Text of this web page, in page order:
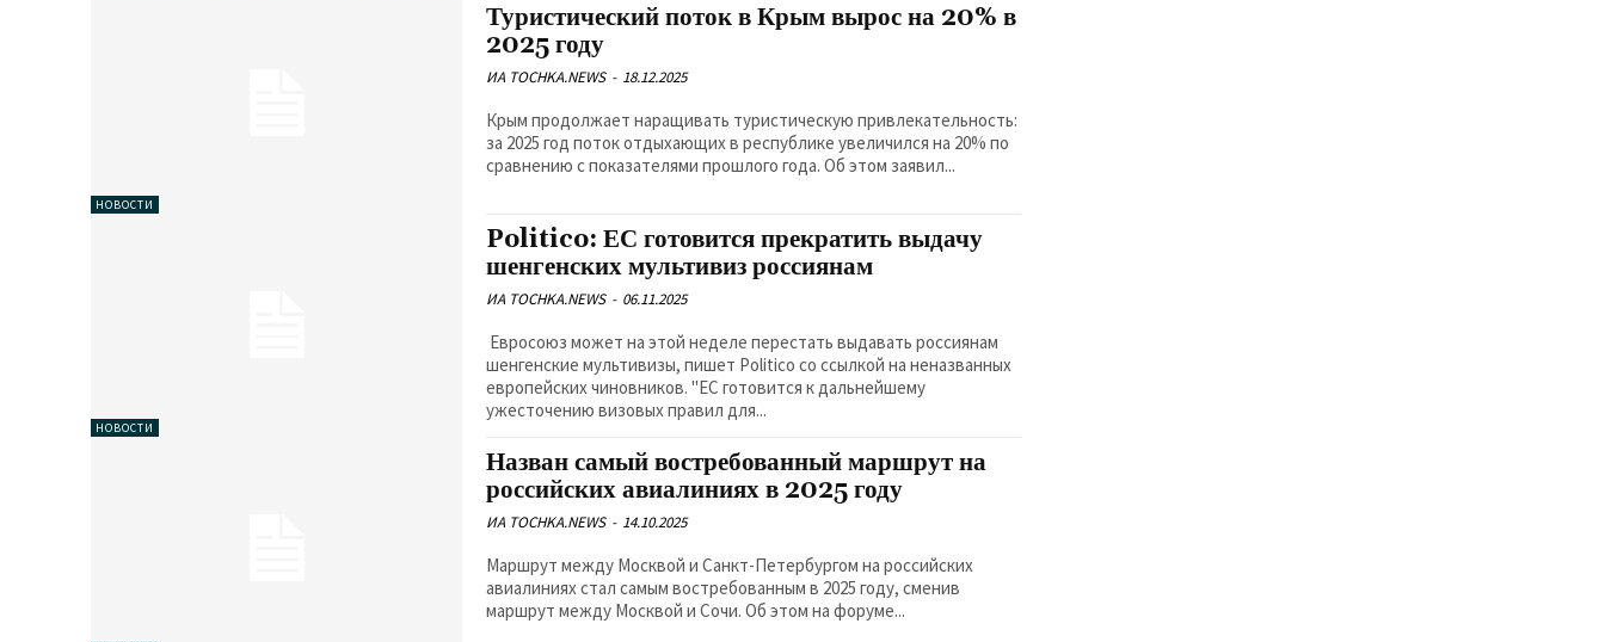
НОВОСТИ
Туристический поток в Крым вырос на 20% в
2025 году
ИА TOCHKA.NEWS - 18.12.2025
Крым продолжает наращивать туристическую привлекательность:
за 2025 год поток отдыхающих в республике увеличился на 20% по
сравнению с показателями прошлого года. Об этом заявил...
НОВОСТИ
Politico: ЕС готовится прекратить выдачу
шенгенских мультивиз россиянам
ИА TOCHKA.NEWS - 06.11.2025
Евросоюз может на этой неделе перестать выдавать россиянам
шенгенские мультивизы, пишет Politico со ссылкой на неназванных
европейских чиновников. "ЕС готовится к дальнейшему
ужесточению визовых правил для...
Назван самый востребованный маршрут на
российских авиалиниях в 2025 году
ИА TOCHKA.NEWS - 14.10.2025
Маршрут между Москвой и Санкт-Петербургом на российских
авиалиниях стал самым востребованным в 2025 году, сменив
маршрут между Москвой и Сочи. Об этом на форуме...